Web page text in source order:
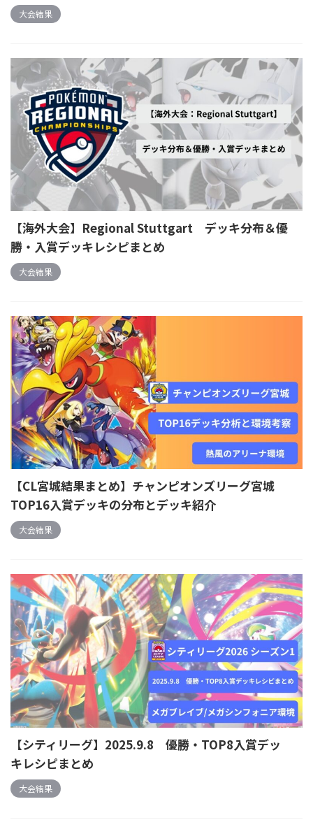
大会結果
【海外大会】Regional Stuttgart デッキ分布＆優
勝・入賞デッキレシピまとめ
大会結果
【CL宮城結果まとめ】チャンピオンズリーグ宮城
TOP16入賞デッキの分布とデッキ紹介
大会結果
【シティリーグ】2025.9.8 優勝・TOP8入賞デッ
キレシピまとめ
大会結果